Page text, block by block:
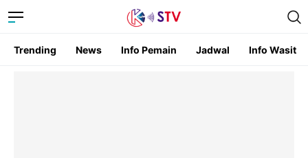
Trending News Info Pemain Jadwal Info Wasit